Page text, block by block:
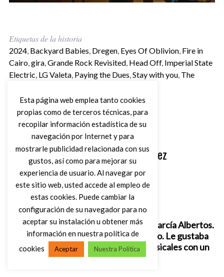
Etiquetas de la historia
2024, Backyard Babies, Dregen, Eyes Of Oblivion, Fire in
Cairo,gira,Grande Rock Revisited, Head Off, Imperial State
Electric, LG Valeta, Paying the Dues,Stay with you, The
Escrito por
Xavi Martínez
Artículo anterior
Frank Zappa (1940-1993) de Román García Albertos.
“Zappa fue un adelantado a su tiempo. Le gustaba
señalar los clichés de los géneros musicales con un
humor despiadado”
Esta página web emplea tanto cookies
propias como de terceros técnicas, para
recopilar información estadística de su
navegación por Internet y para
mostrarle publicidad relacionada con sus
gustos, así como para mejorar su
experiencia de usuario. Al navegar por
este sitio web, usted accede al empleo de
estas cookies. Puede cambiar la
configuración de su navegador para no
aceptar su instalación u obtener más
información en nuestra política de
cookies
Aceptar Nuestra Política